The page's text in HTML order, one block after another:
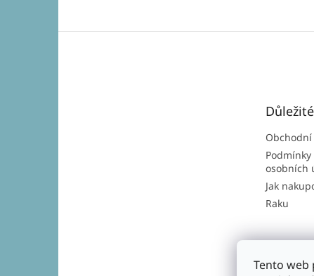
Tento web
osobních
Jak
Raku